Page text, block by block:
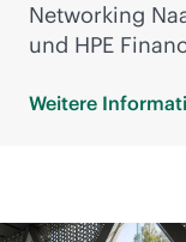
Networking
und HPE
Weitere